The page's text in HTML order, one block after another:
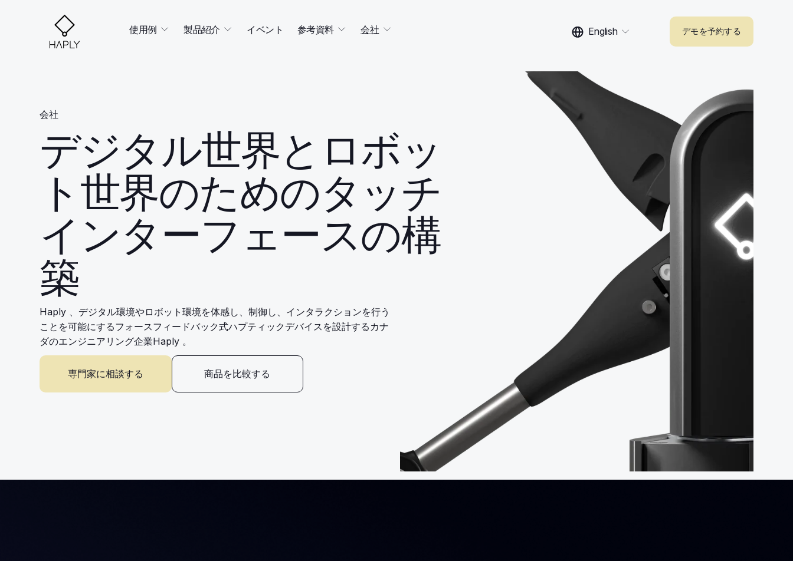
使用例 製品紹介 イベント 参考資料 会社 English デモを予約する
会社
デジタル世界とロボッ
ト世界のためのタッチ
インターフェースの構
築
Haply 、デジタル環境やロボット環境を体感し、制御し、インタラクションを行う
ことを可能にするフォースフィードバック式ハプティックデバイスを設計するカナ
ダのエンジニアリング企業Haply 。
専門家に相談する 商品を比較する